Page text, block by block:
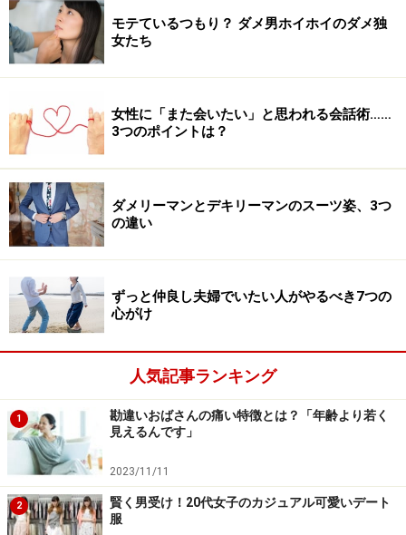
す。
どこに何があって、どんな美味しいお店があって、この
街にどんな思い入れががあって、キレイなトイレの位置
でしまえば、話せる“ネタ”は尽きないでしょう？
また、ファーストデートのプランは、男性が握り、あな
たが主導権をもって誘導するのが鉄則です！ だって、
女性って「知らない街」が大好きなんですから。
ファーストデートのプランとして「知らない街」の名前
を聞いただけでワクワク感を得ることができます。
「行ったことない…」と言う不安がよぎっても、頼もし
くプラン立てしてくれるあなたに安心感も覚え、「任せ
なたが練って主導権を握れるようにしてください。間違
っても、彼女に「どこ行きたい？」なんて聞いてはダメ
ですよ！ もし聞いてしまったら最後、あなたの知らな
い街を提案されたら、オシマイです。
デートのスケジュールをゲットしたら、即「プランは俺
モテているつもり？ ダメ男ホイホイのダメ独
女たち
女性に「また会いたい」と思われる会話術……
3つのポイントは？
ダメリーマンとデキリーマンのスーツ姿、3つ
の違い
ずっと仲良し夫婦でいたい人がやるべき7つの
心がけ
人気記事ランキング
1
勘違いおばさんの痛い特徴とは？「年齢より若く
見えるんです」
2023/11/11
2
賢く男受け！20代女子のカジュアル可愛いデート
服